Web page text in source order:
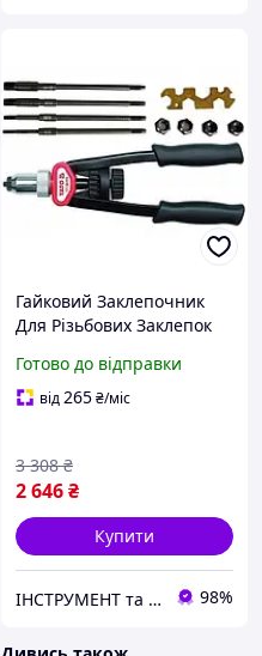
Гайковий Заклепочник
Для Різьбових Заклепок
YATO (YT-36119)
Готово до відправки
від265₴/міс
2 646₴
3 308 ₴
Купити
ІНСТРУМЕНТ та МЕТИЗИ 98%